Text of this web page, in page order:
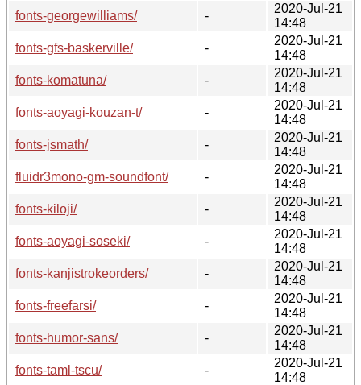
fonts-georgewilliams/
-
2020-Jul-21
14:48
fonts-gfs-baskerville/
-
2020-Jul-21
14:48
fonts-komatuna/
-
2020-Jul-21
14:48
fonts-aoyagi-kouzan-t/
-
2020-Jul-21
14:48
fonts-jsmath/
-
2020-Jul-21
14:48
fluidr3mono-gm-soundfont/
-
2020-Jul-21
14:48
fonts-kiloji/
-
2020-Jul-21
14:48
fonts-aoyagi-soseki/
-
2020-Jul-21
14:48
fonts-kanjistrokeorders/
-
2020-Jul-21
14:48
fonts-freefarsi/
-
2020-Jul-21
14:48
fonts-humor-sans/
-
2020-Jul-21
14:48
fonts-taml-tscu/
-
2020-Jul-21
14:48